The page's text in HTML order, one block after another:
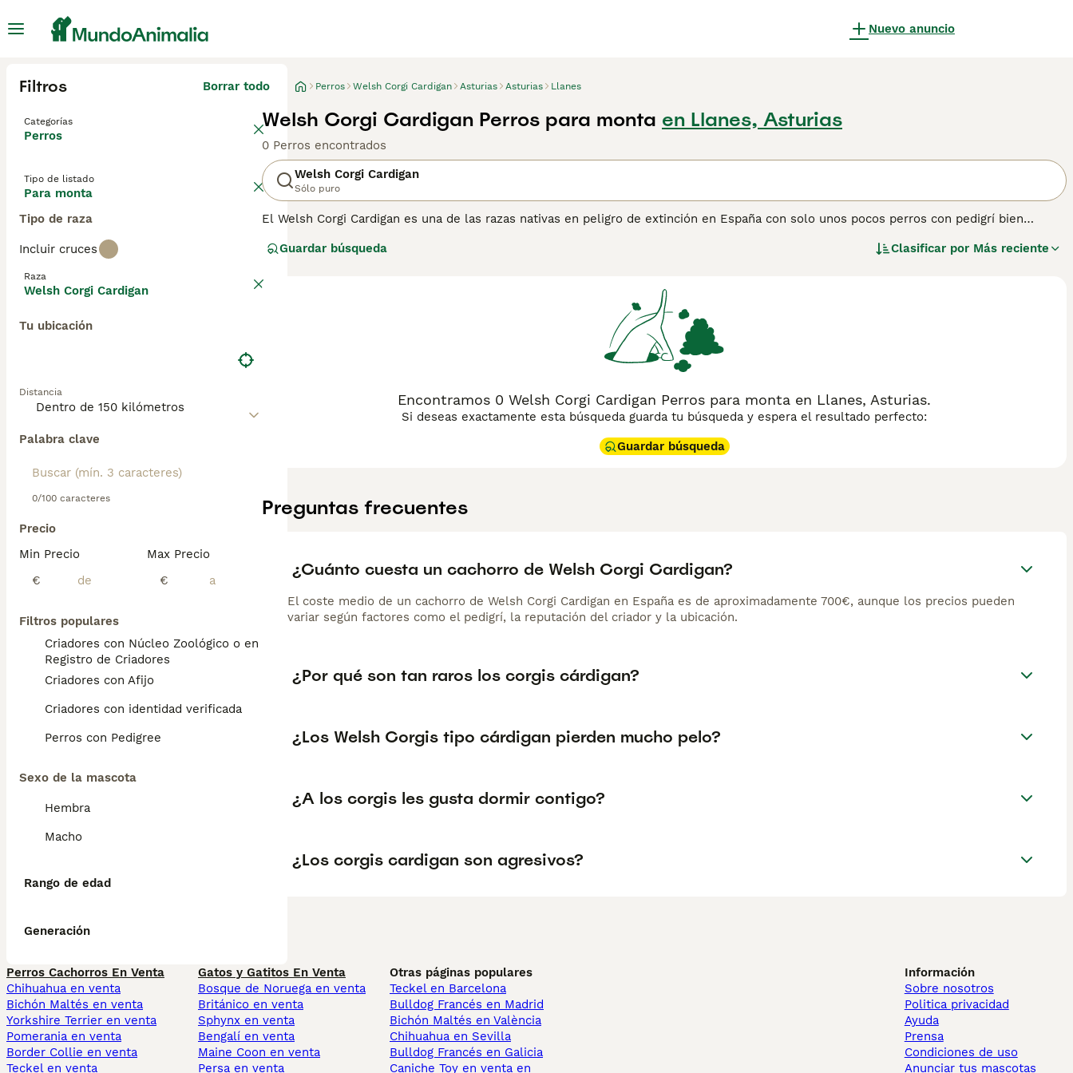
Nuevo anuncio
Filtros Borrar todo
Categorías
Perros
Tipo de listado
Para monta
Tipo de raza
Incluir cruces
Raza
Welsh Corgi Cardigan
Tu ubicación
Distancia
Palabra clave
0/100 caracteres
Precio
Min Precio
€
Max Precio
€
Filtros populares
Criadores con Núcleo Zoológico o en el
Registro de Criadores
Criadores con Afijo
Criadores con identidad verificada
Perros con Pedigree
Sexo de la mascota
Hembra
Macho
Rango de edad
Generación
Perros Welsh Corgi Cardigan Asturias Asturias Llanes
Welsh Corgi Cardigan Perros para monta en Llanes, Asturias
0 Perros encontrados
Welsh Corgi Cardigan
Sólo puro
El Welsh Corgi Cardigan es una de las razas nativas en peligro de extinción en España con solo unos pocos perros con pedigrí bien
reconocidos como iguales que el Welsh Corgi Pembroke, pero en la década de 1930, el KC los reconoció como razas separadas.
Lee nuestra
Guardar búsqueda Clasificar por Más reciente
Encontramos 0 Welsh Corgi Cardigan Perros para monta en Llanes, Asturias.
Si deseas exactamente esta búsqueda guarda tu búsqueda y espera el resultado perfecto:
Guardar búsqueda
Preguntas frecuentes
¿Cuánto cuesta un cachorro de Welsh Corgi Cardigan?
El coste medio de un cachorro de Welsh Corgi Cardigan en España es de aproximadamente 700€, aunque los precios pueden
variar según factores como el pedigrí, la reputación del criador y la ubicación.
¿Por qué son tan raros los corgis cárdigan?
¿Los Welsh Corgis tipo cárdigan pierden mucho pelo?
¿A los corgis les gusta dormir contigo?
¿Los corgis cardigan son agresivos?
Perros Cachorros En Venta
Chihuahua en venta
Bichón Maltés en venta
Yorkshire Terrier en venta
Pomerania en venta
Border Collie en venta
Teckel en venta
Gatos y Gatitos En Venta
Bosque de Noruega en venta
Británico en venta
Sphynx en venta
Bengalí en venta
Maine Coon en venta
Persa en venta
Otras páginas populares
Teckel en Barcelona
Bulldog Francés en Madrid
Bichón Maltés en València
Chihuahua en Sevilla
Bulldog Francés en Galicia
Caniche Toy en venta en
Información
Sobre nosotros
Politica privacidad
Ayuda
Prensa
Condiciones de uso
Anunciar tus mascotas